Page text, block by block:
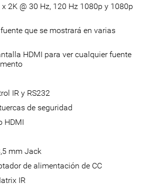
2K @ 30 Hz, 120 Hz 1080p y 1080p
que se mostrará en varias
HDMI para ver cualquier fuente
IR y RS232
de seguridad
HDMI
mm Jack
de alimentación de CC
IR